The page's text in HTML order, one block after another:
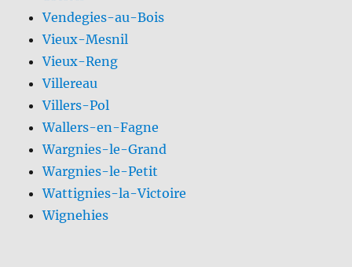
Vendegies-au-Bois
Vieux-Mesnil
Vieux-Reng
Villereau
Villers-Pol
Wallers-en-Fagne
Wargnies-le-Grand
Wargnies-le-Petit
Wattignies-la-Victoire
Wignehies